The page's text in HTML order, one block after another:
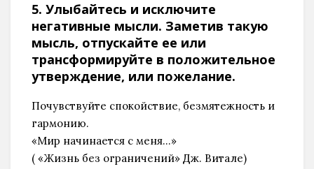
5. Улыбайтесь и исключите
негативные мысли. Заметив такую
мысль, отпускайте ее или
трансформируйте в положительное
утверждение, или пожелание.
Почувствуйте спокойствие, безмятежность и
гармонию.
«Мир начинается с меня…»
( «Жизнь без ограничений» Дж. Витале)